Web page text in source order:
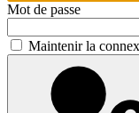
Mot de passe
Maintenir la